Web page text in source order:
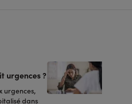
urgences ?
urgences,
dans